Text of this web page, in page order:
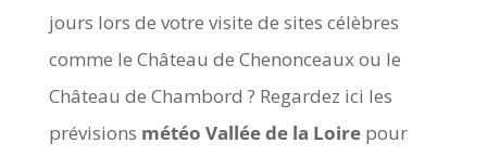
jours lors de votre visite de sites célèbres
comme le Château de Chenonceaux ou le
Château de Chambord ? Regardez ici les
prévisions météo Vallée de la Loirepour